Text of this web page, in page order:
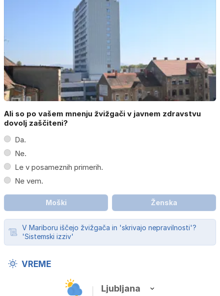
Ali so po vašem mnenju žvižgači v javnem zdravstvu
dovolj zaščiteni?
Da.
Ne.
Le v posameznih primerih.
Ne vem.
Moški Ženska
V Mariboru iščejo žvižgača in 'skrivajo nepravilnosti'?
'Sistemski izziv'
VREME
Ljubljana